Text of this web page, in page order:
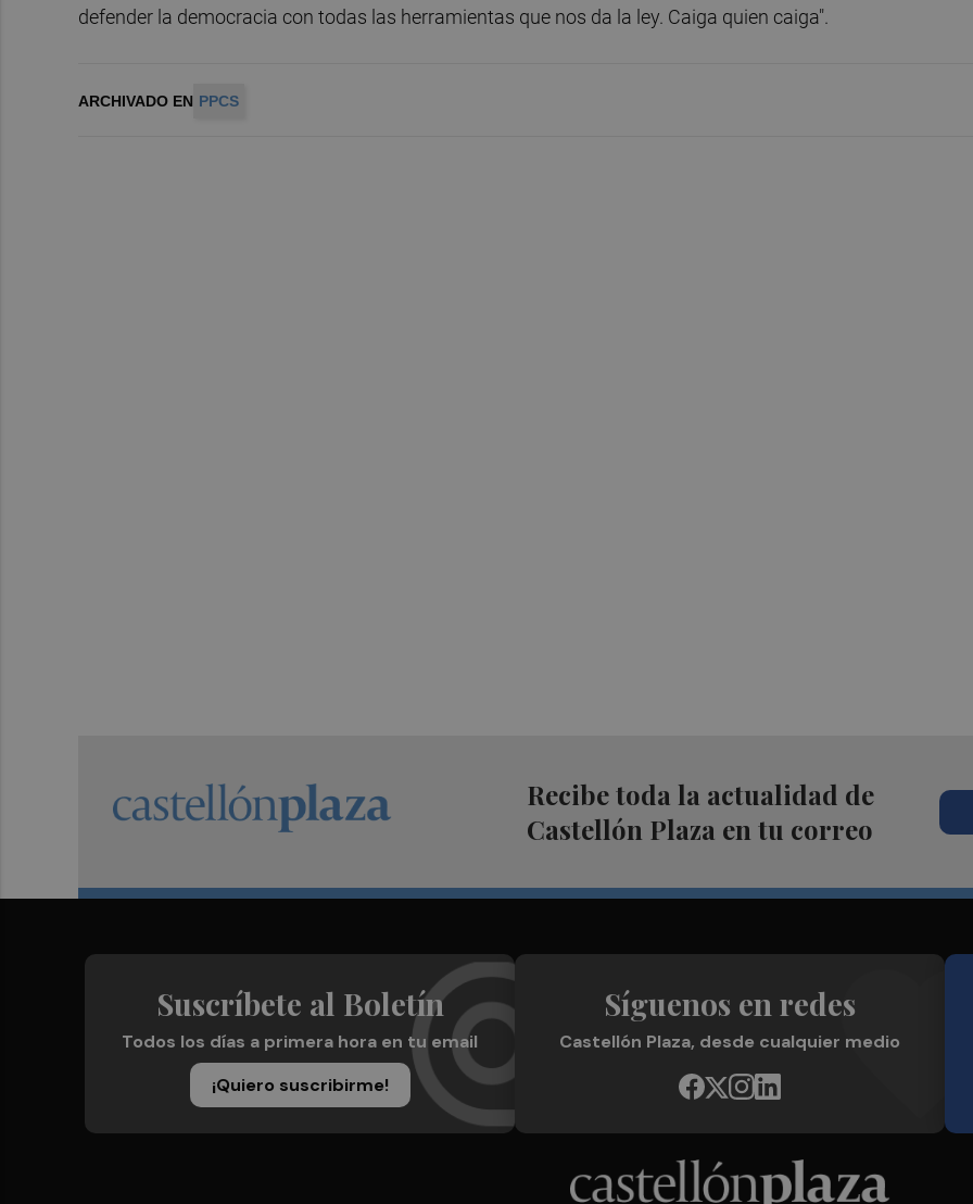
defender la democracia con todas las herramientas que nos da la ley. Caiga quien caiga".
ARCHIVADO EN PPCS
Recibe toda la actualidad de
Castellón Plaza en tu correo
Suscríbete al Boletín
Todos los días a primera hora en tu email
¡Quiero suscribirme!
Síguenos en redes
Castellón Plaza, desde cualquier medio